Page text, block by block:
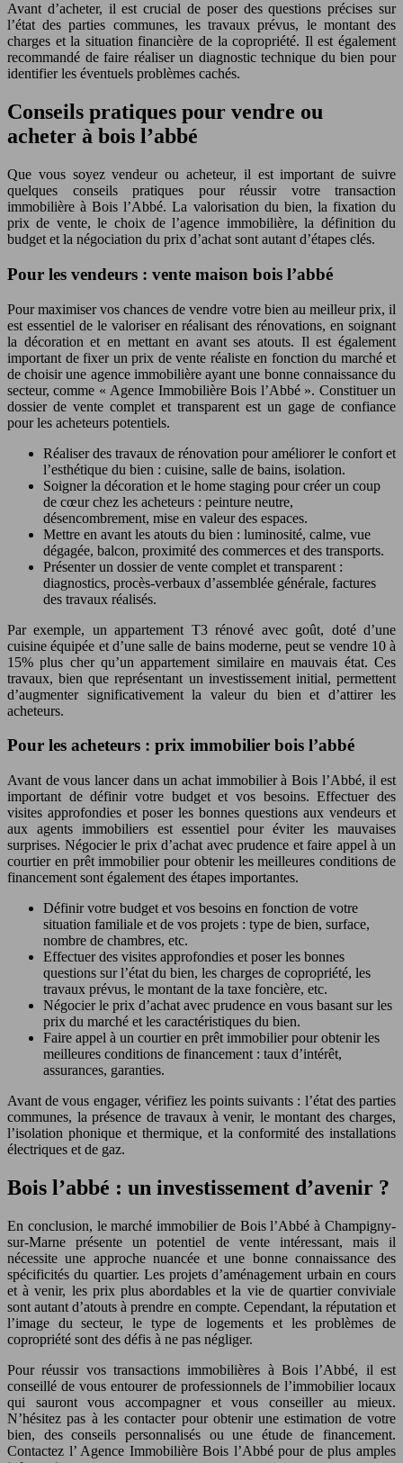
Avant d’acheter, il est crucial de poser des questions précises sur
l’état des parties communes, les travaux prévus, le montant des
charges et la situation financière de la copropriété. Il est également
recommandé de faire réaliser un diagnostic technique du bien pour
identifier les éventuels problèmes cachés.
Conseils pratiques pour vendre ou
acheter à bois l’abbé
Que vous soyez vendeur ou acheteur, il est important de suivre
quelques conseils pratiques pour réussir votre transaction
immobilière à Bois l’Abbé. La valorisation du bien, la fixation du
prix de vente, le choix de l’agence immobilière, la définition du
budget et la négociation du prix d’achat sont autant d’étapes clés.
Pour les vendeurs : vente maison bois l’abbé
Pour maximiser vos chances de vendre votre bien au meilleur prix, il
est essentiel de le valoriser en réalisant des rénovations, en soignant
la décoration et en mettant en avant ses atouts. Il est également
important de fixer un prix de vente réaliste en fonction du marché et
de choisir une agence immobilière ayant une bonne connaissance du
secteur, comme « Agence Immobilière Bois l’Abbé ». Constituer un
dossier de vente complet et transparent est un gage de confiance
pour les acheteurs potentiels.
Réaliser des travaux de rénovation pour améliorer le confort et
l’esthétique du bien : cuisine, salle de bains, isolation.
Soigner la décoration et le home staging pour créer un coup
de cœur chez les acheteurs : peinture neutre,
désencombrement, mise en valeur des espaces.
Mettre en avant les atouts du bien : luminosité, calme, vue
dégagée, balcon, proximité des commerces et des transports.
Présenter un dossier de vente complet et transparent :
diagnostics, procès-verbaux d’assemblée générale, factures
des travaux réalisés.
Par exemple, un appartement T3 rénové avec goût, doté d’une
cuisine équipée et d’une salle de bains moderne, peut se vendre 10 à
15% plus cher qu’un appartement similaire en mauvais état. Ces
travaux, bien que représentant un investissement initial, permettent
d’augmenter significativement la valeur du bien et d’attirer les
acheteurs.
Pour les acheteurs : prix immobilier bois l’abbé
Avant de vous lancer dans un achat immobilier à Bois l’Abbé, il est
important de définir votre budget et vos besoins. Effectuer des
visites approfondies et poser les bonnes questions aux vendeurs et
aux agents immobiliers est essentiel pour éviter les mauvaises
surprises. Négocier le prix d’achat avec prudence et faire appel à un
courtier en prêt immobilier pour obtenir les meilleures conditions de
financement sont également des étapes importantes.
Définir votre budget et vos besoins en fonction de votre
situation familiale et de vos projets : type de bien, surface,
nombre de chambres, etc.
Effectuer des visites approfondies et poser les bonnes
questions sur l’état du bien, les charges de copropriété, les
travaux prévus, le montant de la taxe foncière, etc.
Négocier le prix d’achat avec prudence en vous basant sur les
prix du marché et les caractéristiques du bien.
Faire appel à un courtier en prêt immobilier pour obtenir les
meilleures conditions de financement : taux d’intérêt,
assurances, garanties.
Avant de vous engager, vérifiez les points suivants : l’état des parties
communes, la présence de travaux à venir, le montant des charges,
l’isolation phonique et thermique, et la conformité des installations
électriques et de gaz.
Bois l’abbé : un investissement d’avenir ?
En conclusion, le marché immobilier de Bois l’Abbé à Champigny-
sur-Marne présente un potentiel de vente intéressant, mais il
nécessite une approche nuancée et une bonne connaissance des
spécificités du quartier. Les projets d’aménagement urbain en cours
et à venir, les prix plus abordables et la vie de quartier conviviale
sont autant d’atouts à prendre en compte. Cependant, la réputation et
l’image du secteur, le type de logements et les problèmes de
copropriété sont des défis à ne pas négliger.
Pour réussir vos transactions immobilières à Bois l’Abbé, il est
conseillé de vous entourer de professionnels de l’immobilier locaux
qui sauront vous accompagner et vous conseiller au mieux.
N’hésitez pas à les contacter pour obtenir une estimation de votre
bien, des conseils personnalisés ou une étude de financement.
Contactez l’ Agence Immobilière Bois l’Abbé pour de plus amples